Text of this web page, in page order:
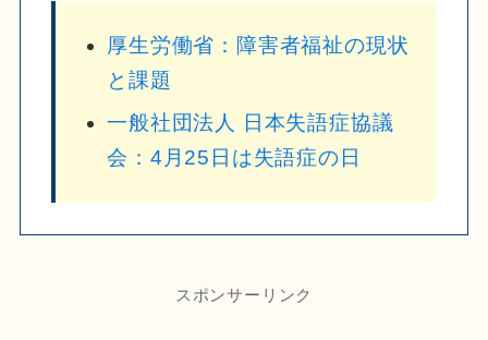
厚生労働省：障害者福祉の現状
と課題
一般社団法人 日本失語症協議
会：4月25日は失語症の日
スポンサーリンク